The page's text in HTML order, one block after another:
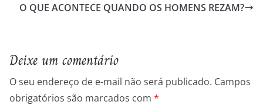
O QUE ACONTECE QUANDO OS HOMENS REZAM?
Deixe um comentário
O seu endereço de e-mail não será publicado. Campos
obrigatórios são marcados com *